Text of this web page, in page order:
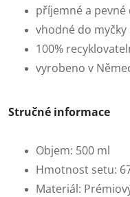
příjemné a pevné
vhodné do
100%
vyrobeno v
Stručné informace
Objem: 500 ml
Hmotnost setu:
Materiál: